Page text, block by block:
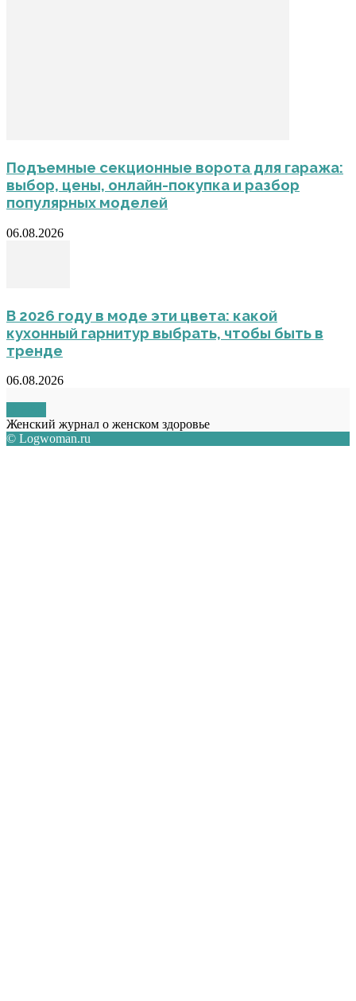
Подъемные секционные ворота для гаража:
выбор, цены, онлайн-покупка и разбор
популярных моделей
06.08.2026
В 2026 году в моде эти цвета: какой
кухонный гарнитур выбрать, чтобы быть в
тренде
06.08.2026
Женский журнал о женском здоровье
© Logwoman.ru